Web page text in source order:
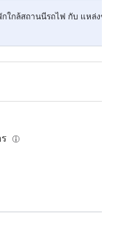
ใกล้สถานนีรถไฟ กับ แหล่งขอ